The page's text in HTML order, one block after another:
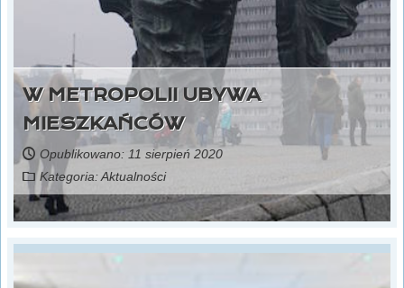
W METROPOLII UBYWA
MIESZKAŃCÓW
Opublikowano: 11 sierpień 2020
Kategoria:Aktualności